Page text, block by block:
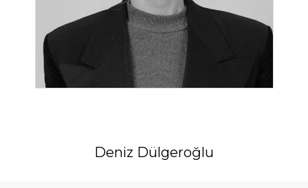
Deniz Dülgeroğlu